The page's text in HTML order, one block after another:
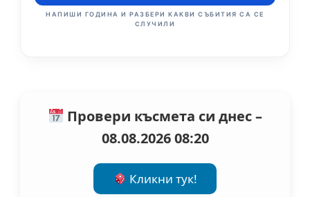
НАПИШИ ГОДИНА И РАЗБЕРИ КАКВИ СЪБИТИЯ СА СЕ
СЛУЧИЛИ
Провери късмета си днес –
08.08.2026 08:20
Кликни тук!